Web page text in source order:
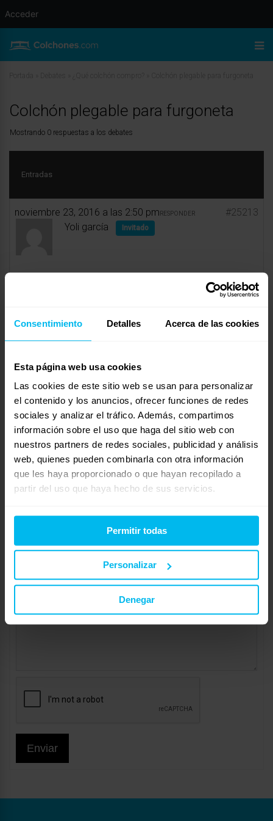
Consentimiento Detalles Acerca de las cookies
Esta página web usa cookies
Las cookies de este sitio web se usan para personalizar
el contenido y los anuncios, ofrecer funciones de redes
sociales y analizar el tráfico. Además, compartimos
información sobre el uso que haga del sitio web con
nuestros partners de redes sociales, publicidad y análisis
web, quienes pueden combinarla con otra información
que les haya proporcionado o que hayan recopilado a
partir del uso que haya hecho de sus servicios.
Permitir todas
Personalizar
Denegar
Colchón plegable para furgoneta
Mostrando 0 respuestas a los debates
Entradas
noviembre 23, 2016 a las 2:50 pm #25213
RESPONDER
Yoli garcía Invitado
Necesito un colchón plegable de 120×180…. Estoy.
Mostrando 0 respuestas a los debates
Respuesta a: Colchón plegable para furgoneta
Tu información:
Nombre (obligatorio):
Correo electrónico (no se publicará) (obligatorio):
Web:
Enviar
Acceder